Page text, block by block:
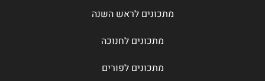
סמבוסק גבינות/ג׳יבן עיראקי
למתכון המלא